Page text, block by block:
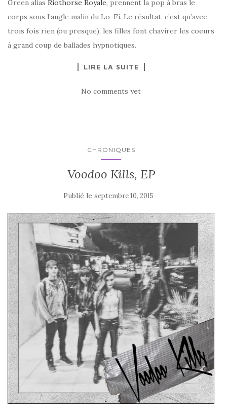
Green alias Riothorse Royale, prennent la pop à bras le
corps sous l’angle malin du Lo-Fi. Le résultat, c’est qu’avec
trois fois rien (ou presque), les filles font chavirer les coeurs
à grand coup de ballades hypnotiques.
LIRE LA SUITE
No comments yet
CHRONIQUES
Voodoo Kills, EP
Publié le septembre 10, 2015